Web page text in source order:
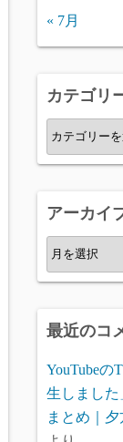
« 7月
カテゴリ
カ
テ
ー
アーカイ
ア
ー
ブ
最近のコ
YouTubeの
生しました
まとめ｜夕